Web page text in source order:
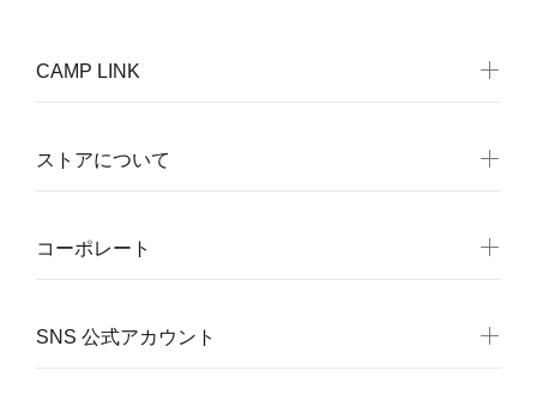
CAMP LINK
ストアについて
コーポレート
SNS 公式アカウント